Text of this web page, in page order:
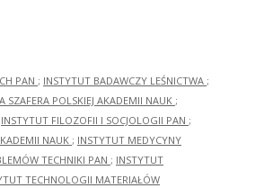
PAN ; INSTYTUT BADAWCZY LEŚNICTWA ;
POLSKIEJ AKADEMII NAUK ;
INSTYTUT FILOZOFII I SOCJOLOGII PAN ;
NAUK ; INSTYTUT MEDYCYNY
TECHNIKI PAN ; INSTYTUT
TECHNOLOGII MATERIAŁÓW